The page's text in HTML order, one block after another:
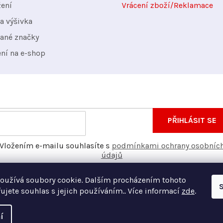
soubory cookie. Dalším procházením tohoto
souhlas s jejich používáním.. Více informací zde.
výšivka
značky
na e-shop
Vrácení zboží/Reklamace
o nových produktech na našem e-shopu.
Vložením e-mailu souhlasíte s podmínkami ochrany
údajů
PŘIHLÁSIT SE